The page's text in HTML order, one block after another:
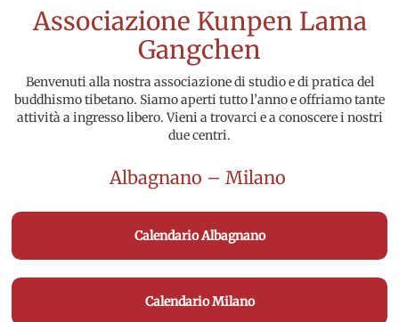
Associazione Kunpen Lama
Gangchen
Benvenuti alla nostra associazione di studio e di pratica del
buddhismo tibetano. Siamo aperti tutto l’anno e offriamo tante
attività a ingresso libero. Vieni a trovarci e a conoscere i nostri
due centri.
Albagnano – Milano
Calendario Albagnano
Calendario Milano